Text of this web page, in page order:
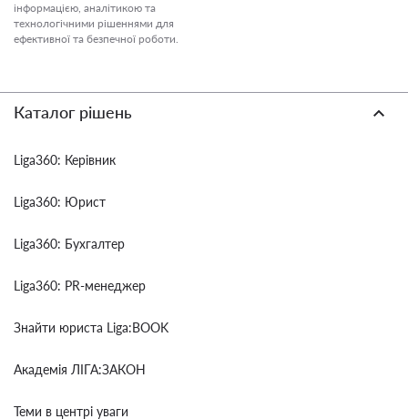
інформацією, аналітикою та
технологічними рішеннями для
ефективної та безпечної роботи.
Каталог рішень
Liga360: Керівник
Liga360: Юрист
Liga360: Бухгалтер
Liga360: PR-менеджер
Знайти юриста Liga:BOOK
Академія ЛІГА:ЗАКОН
Теми в центрі уваги